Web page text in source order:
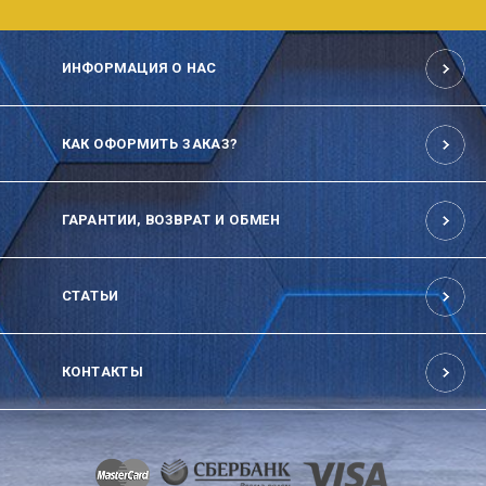
ИНФОРМАЦИЯ О НАС
КАК ОФОРМИТЬ ЗАКАЗ?
ГАРАНТИИ, ВОЗВРАТ И ОБМЕН
СТАТЬИ
КОНТАКТЫ